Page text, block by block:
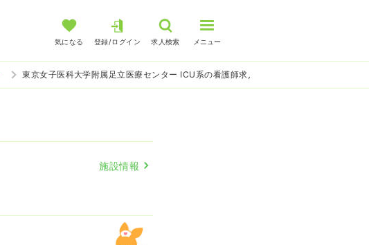
気になる 登録/ログイン 求人検索 メニュー
東京女子医科大学附属足立医療センター ICU系の看護師求人
施設情報